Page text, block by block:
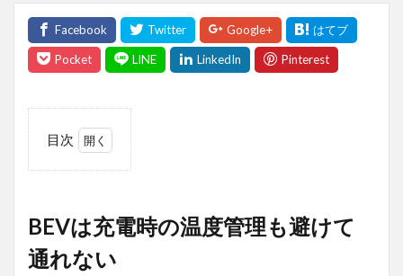
目次
充
電
時
の
BEVは充電時の温度管理も避けて
通れない